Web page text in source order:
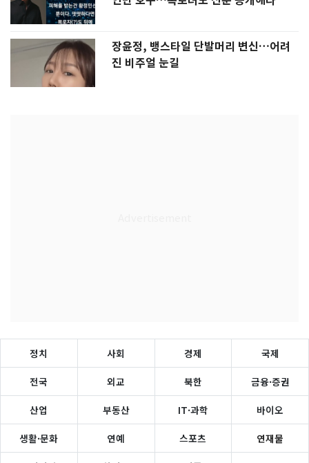
장윤정, 뱅스타일 단발머리 변신…어려
진 비주얼 눈길
정치 사회 경제 국제
전국 외교 북한 금융·증권
산업 부동산 IT·과학 바이오
생활·문화 연예 스포츠 연재물